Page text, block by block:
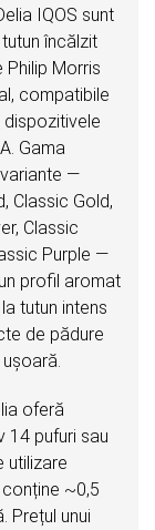
IQOS sunt
încălzit
Philip Morris
compatibile
dispozitivele
Gama
—
Classic Gold,
Classic
Purple —
profil aromat
tutun intens
de pădure
oferă
14 pufuri sau
utilizare
~0,5
Prețul unui